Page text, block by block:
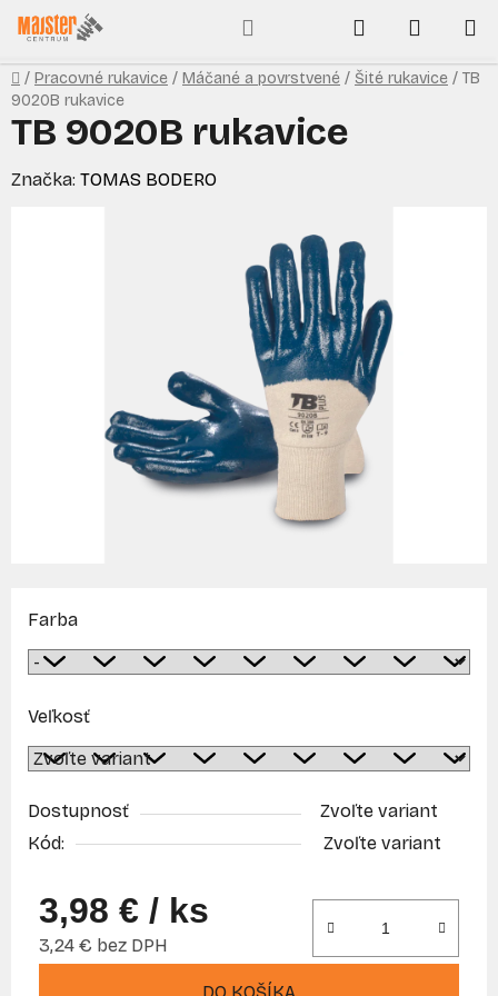
Prejsť
na
obsah
Hľadať
KOŠÍK
Domov
/ Pracovné rukavice / Máčané a povrstvené / Šité rukavice / TB
9020B rukavice
Farba
Veľkosť
Dostupnosť
Zvoľte variant
Kód:
Zvoľte variant
3,98 € / ks
3,24 € bez DPH
TB 9020B rukavice
Značka: TOMAS BODERO